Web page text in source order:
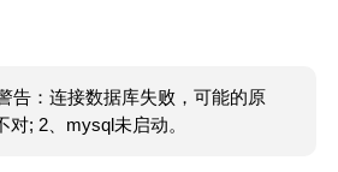
告：连接数据库失败，可能的原
对; 2、mysql未启动。